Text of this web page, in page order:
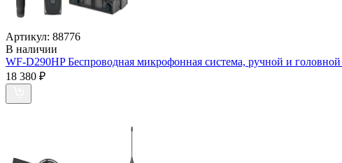
Артикул: 88776
В наличии
WF-D290HP Беспроводная микрофонная система, ручной и
18 380 ₽